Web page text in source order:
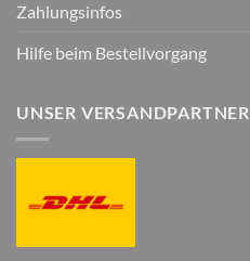
Zahlungsinfos
Hilfe beim Bestellvorgang
UNSER VERSANDPARTNER